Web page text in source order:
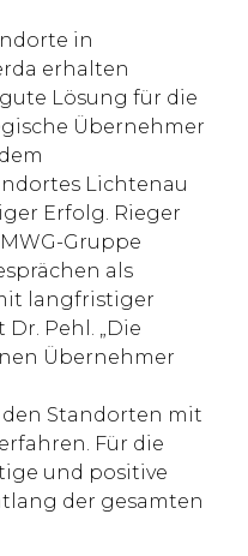
in
erhalten
Lösung für die
Übernehmer
Lichtenau
Erfolg. Rieger
Gruppe
als
langfristiger
Dr. Pehl. „Die
Übernehmer
Standorten mit
Für die
und positive
der gesamten